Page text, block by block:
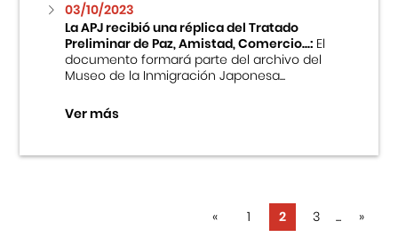
03/10/2023
La APJ recibió una réplica del Tratado
Preliminar de Paz, Amistad, Comercio...:El
documento formará parte del archivo del
Museo de la Inmigración Japonesa...
Ver más
« 1 2 3 ... »